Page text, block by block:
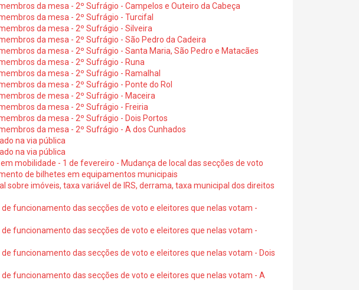
da mesa - 2º Sufrágio - Campelos e Outeiro da Cabeça
da mesa - 2º Sufrágio - Turcifal
da mesa - 2º Sufrágio - Silveira
da mesa - 2º Sufrágio - São Pedro da Cadeira
da mesa - 2º Sufrágio - Santa Maria, São Pedro e Matacães
da mesa - 2º Sufrágio - Runa
da mesa - 2º Sufrágio - Ramalhal
da mesa - 2º Sufrágio - Ponte do Rol
de mesa - 2º Sufrágio - Maceira
da mesa - 2º Sufrágio - Freiria
da mesa - 2º Sufrágio - Dois Portos
da mesa - 2º Sufrágio - A dos Cunhados
na via pública
na via pública
mobilidade - 1 de fevereiro - Mudança de local das secções de voto
de bilhetes em equipamentos municipais
sobre imóveis, taxa variável de IRS, derrama, taxa municipal dos direitos
de funcionamento das secções de voto e eleitores que nelas votam -
de funcionamento das secções de voto e eleitores que nelas votam -
de funcionamento das secções de voto e eleitores que nelas votam - Dois
de funcionamento das secções de voto e eleitores que nelas votam - A